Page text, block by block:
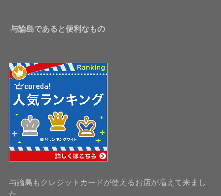
与論島であると便利なもの
与論島もクレジットカードが使えるお店が増えて来まし
た。